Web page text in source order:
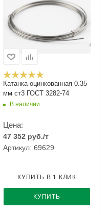
Катанка оцинкованная 0.35
мм ст3 ГОСТ 3282-74
В наличии
Цена:
47 352 руб./т
Артикул: 69629
КУПИТЬ
КУПИТЬ В 1 КЛИК